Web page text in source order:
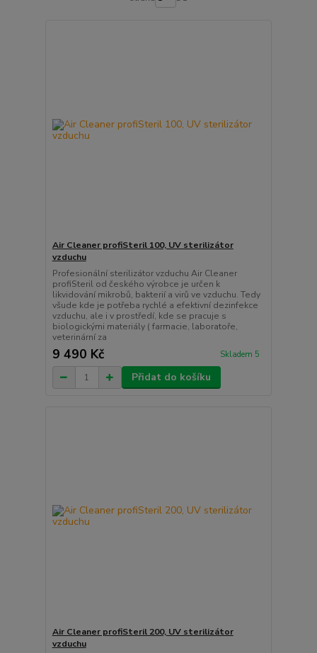
Air Cleaner profiSteril 100, UV sterilizátor
vzduchu
Profesionální sterilizátor vzduchu Air Cleaner
profiSteril od českého výrobce je určen k
likvidování mikrobů, bakterií a virů ve vzduchu. Tedy
všude kde je potřeba rychlé a efektivní dezinfekce
vzduchu, ale i v prostředí, kde se pracuje s
biologickými materiály ( farmacie, laboratoře,
veterinární za
9 490 Kč Skladem 5
Přidat do košíku
Air Cleaner profiSteril 200, UV sterilizátor
vzduchu